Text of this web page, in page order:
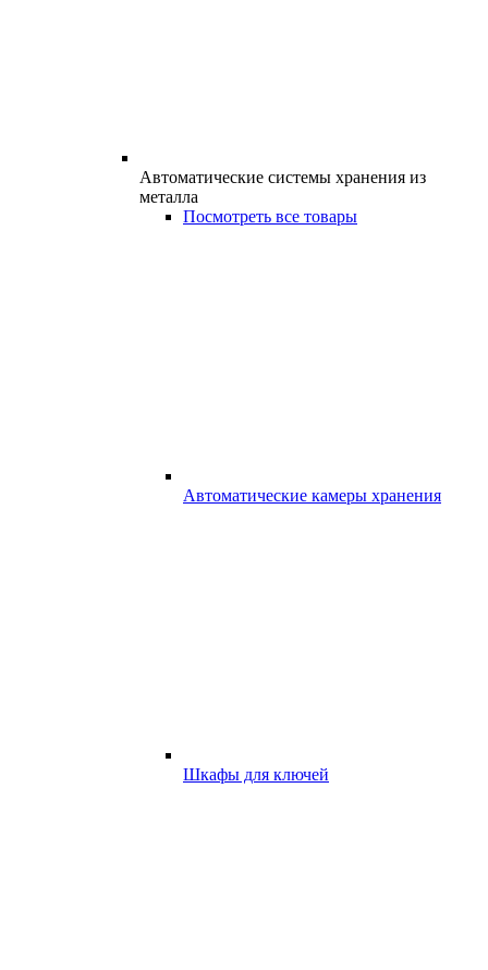
Автоматические системы хранения из
металла
Посмотреть все товары
Автоматические камеры хранения
Шкафы для ключей